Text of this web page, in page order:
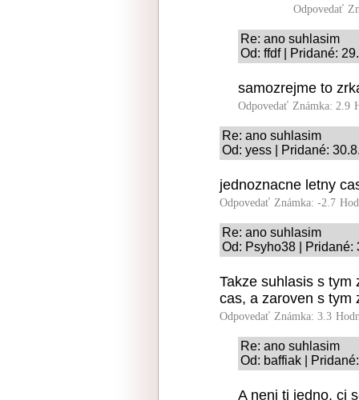
Odpovedať
Re: ano suhlasim
Od: ffdf | Pridané:
samozrejme to
Odpovedať Známka: 2.9
Re: ano suhlasim
Od: yess | Pridané:
jednoznacne letny
Odpovedať Známka: -2.7
Re: ano suhlasim
Od: Psyho38 | Pridané:
Takze suhlasis s tym
cas, a zaroven s tym
Odpovedať Známka: 3.3
Re: ano suhlasim
Od: baffiak |
A neni ti jedno, ci